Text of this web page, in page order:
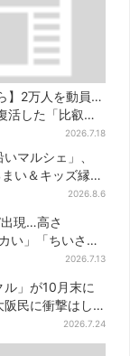
】2万人を動員…
活した「比叡山
、コース延長
アップ
2026.7.18
マルシェ」、
い＆キッズ縁日
2026.8.6
現…高さ
い」「ちいさ…
2026.7.13
ル」が10月末に
民に衝撃はし
2026.7.24